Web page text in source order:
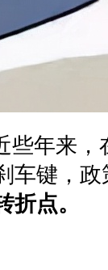
些年来
车键，
点。